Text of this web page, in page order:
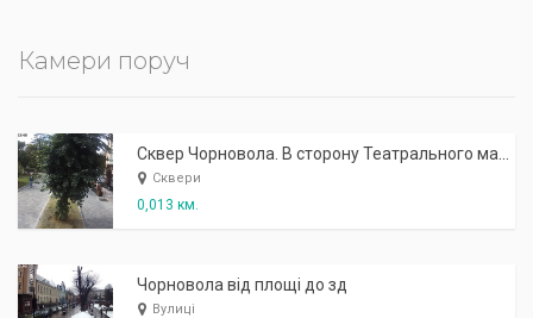
Камери поруч
Сквери
0,013 км.
Чорновола від площі до зд
Вулиці